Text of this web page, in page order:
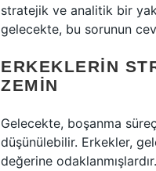
stratejik ve analitik bir
gelecekte, bu sorunun
ERKEKLERIN
ZEMIN
Gelecekte, boşanma
düşünülebilir. Erkekler,
değerine